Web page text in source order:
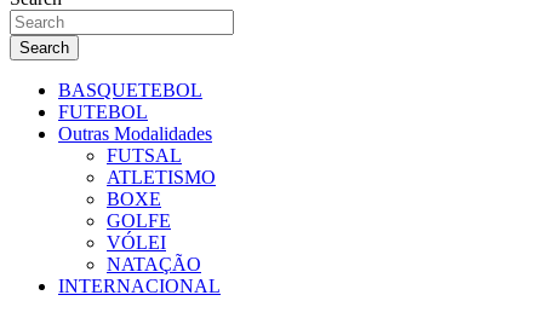
Search
BASQUETEBOL
FUTEBOL
Outras Modalidades
FUTSAL
ATLETISMO
BOXE
GOLFE
VÓLEI
NATAÇÃO
INTERNACIONAL